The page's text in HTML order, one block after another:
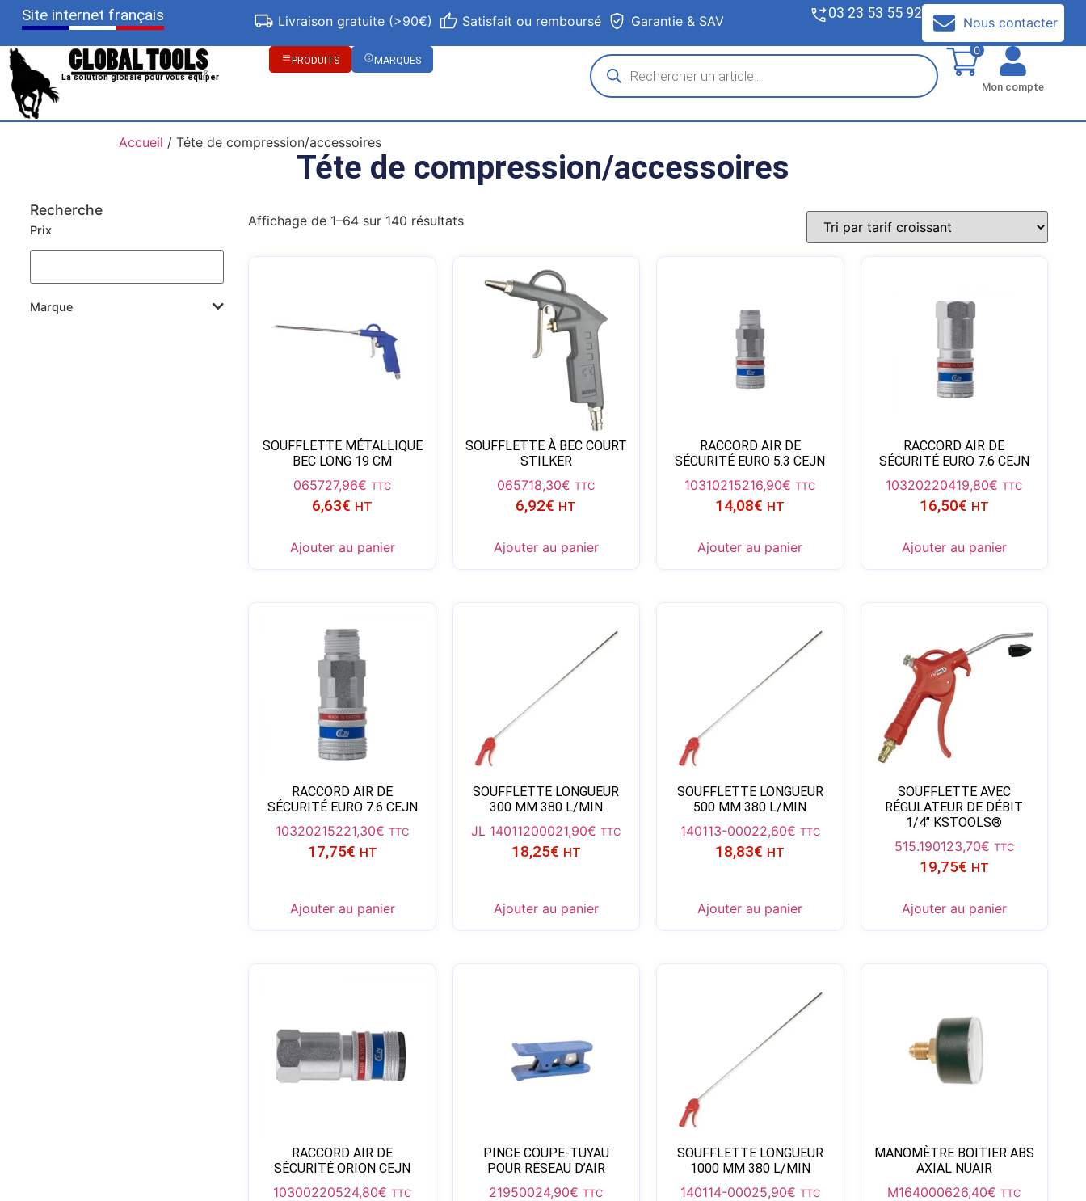
Site internet français Livraison gratuite (>90€) Satisfait ou remboursé Garantie & SAV 03 23 53 55 92
Nous contacter
La solution globale pour vous équiper
PRODUITS MARQUES
0
Mon compte
Accueil / Téte de compression/accessoires
Téte de compression/accessoires
Recherche
Prix
Marque
Affichage de 1–64 sur 140 résultats
SOUFFLETTE MÉTALLIQUE
BEC LONG 19 CM
065727,96€ TTC
6,63€ HT
Ajouter au panier
SOUFFLETTE À BEC COURT
STILKER
065718,30€ TTC
6,92€ HT
Ajouter au panier
RACCORD AIR DE
SÉCURITÉ EURO 5.3 CEJN
10310215216,90€ TTC
14,08€ HT
Ajouter au panier
RACCORD AIR DE
SÉCURITÉ EURO 7.6 CEJN
10320220419,80€ TTC
16,50€ HT
Ajouter au panier
RACCORD AIR DE
SÉCURITÉ EURO 7.6 CEJN
10320215221,30€ TTC
17,75€ HT
Ajouter au panier
SOUFFLETTE LONGUEUR
300 MM 380 L/MIN
JL 14011200021,90€ TTC
18,25€ HT
Ajouter au panier
SOUFFLETTE LONGUEUR
500 MM 380 L/MIN
140113-00022,60€ TTC
18,83€ HT
Ajouter au panier
SOUFFLETTE AVEC
RÉGULATEUR DE DÉBIT
1/4’’ KSTOOLS®
515.190123,70€ TTC
19,75€ HT
Ajouter au panier
RACCORD AIR DE
SÉCURITÉ ORION CEJN
10300220524,80€ TTC
PINCE COUPE-TUYAU
POUR RÉSEAU D’AIR
21950024,90€ TTC
SOUFFLETTE LONGUEUR
1000 MM 380 L/MIN
140114-00025,90€ TTC
MANOMÈTRE BOITIER ABS
AXIAL NUAIR
M164000626,40€ TTC